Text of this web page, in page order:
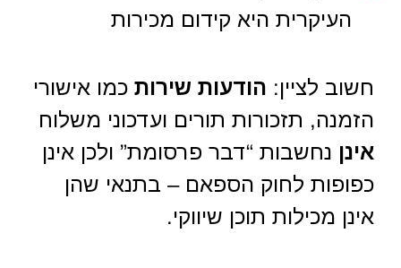
העיקרית היא קידום מכירות
חשוב לציין: הודעות שירות כמו אישורי
הזמנה, תזכורות תורים ועדכוני משלוח
אינן נחשבות “דבר פרסומת” ולכן אינן
כפופות לחוק הספאם – בתנאי שהן
אינן מכילות תוכן שיווקי.